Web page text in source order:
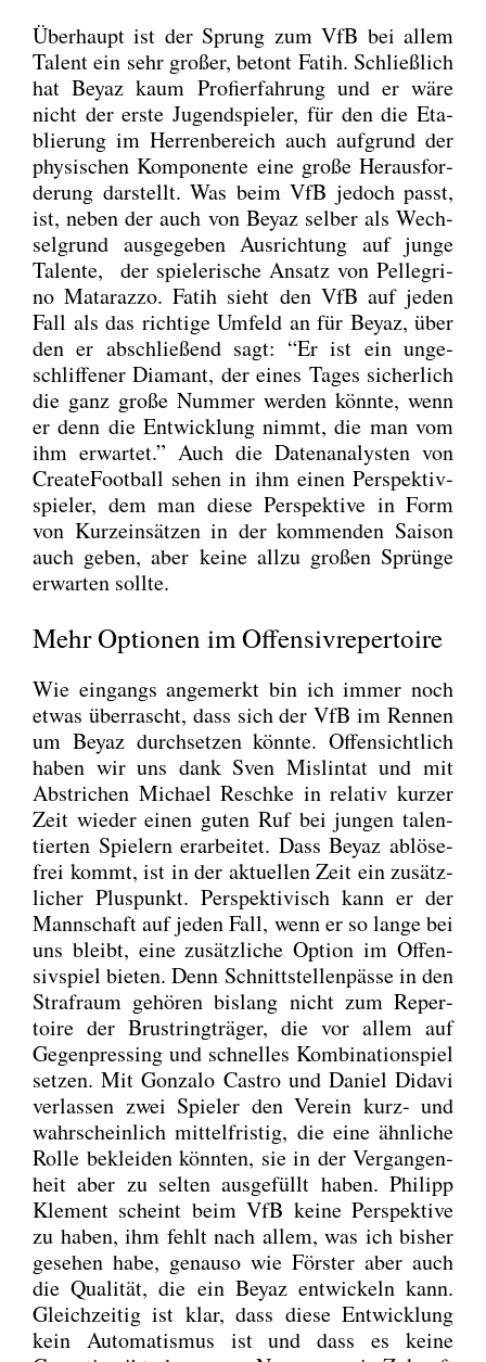
Über­haupt ist der Sprung zum VfB bei allem
Talent ein sehr gro­ßer, betont Fatih. Schließ­lich
hat Bey­az kaum Pro­fi­erfah­rung und er wäre
nicht der ers­te Jugend­spie­ler, für den die Eta­
blie­rung im Her­ren­be­reich auch auf­grund der
phy­si­schen Kom­po­nen­te eine gro­ße Her­aus­for­
de­rung dar­stellt. Was beim VfB jedoch passt,
ist, neben der auch von Bey­az sel­ber als Wech­
sel­grund aus­ge­ge­ben Aus­rich­tung auf jun­ge
Talen­te, der spie­le­ri­sche Ansatz von Pel­le­gri­
no Mat­a­raz­zo. Fatih sieht den VfB auf jeden
Fall als das rich­ti­ge Umfeld an für Bey­az, über
den er abschlie­ßend sagt: “Er ist ein unge­
schlif­fe­ner Dia­mant, der eines Tages sicher­lich
die ganz gro­ße Num­mer wer­den könn­te, wenn
er denn die Ent­wick­lung nimmt, die man vom
ihm erwar­tet.” Auch die Daten­ana­lys­ten von
Crea­teFoot­ball sehen in ihm einen Per­spek­tiv­
spie­ler, dem man die­se Per­spek­ti­ve in Form
von Kurz­ein­sät­zen in der kom­men­den Sai­son
auch geben, aber kei­ne all­zu gro­ßen Sprün­ge
erwar­ten soll­te.
Mehr Optionen im Offensivrepertoire
Wie ein­gangs ange­merkt bin ich immer noch
etwas über­rascht, dass sich der VfB im Ren­nen
um Bey­az durch­set­zen könn­te. Offen­sicht­lich
haben wir uns dank Sven Mislin­tat und mit
Abstri­chen Micha­el Resch­ke in rela­tiv kur­zer
Zeit wie­der einen guten Ruf bei jun­gen talen­
tier­ten Spie­lern erar­bei­tet. Dass Bey­az ablö­se­
frei kommt, ist in der aktu­el­len Zeit ein zusätz­
li­cher Plus­punkt. Per­spek­ti­visch kann er der
Mann­schaft auf jeden Fall, wenn er so lan­ge bei
uns bleibt, eine zusätz­li­che Opti­on im Offen­
siv­spiel bie­ten. Denn Schnitt­stel­len­päs­se in den
Straf­raum gehö­ren bis­lang nicht zum Reper­
toire der Brust­ring­trä­ger, die vor allem auf
Gegen­pres­sing und schnel­les Kom­bi­na­ti­onspiel
set­zen. Mit Gon­za­lo Cas­tro und Dani­el Dida­vi
ver­las­sen zwei Spie­ler den Ver­ein kurz- und
wahr­schein­lich mit­tel­fris­tig, die eine ähn­li­che
Rol­le beklei­den könn­ten, sie in der Ver­gan­gen­
heit aber zu sel­ten aus­ge­füllt haben. Phil­ipp
Kle­ment scheint beim VfB kei­ne Per­spek­ti­ve
zu haben, ihm fehlt nach allem, was ich bis­her
gese­hen habe, genau­so wie Förs­ter aber auch
die Qua­li­tät, die ein Bey­az ent­wi­ckeln kann.
Gleich­zei­tig ist klar, dass die­se Ent­wick­lung
kein Auto­ma­tis­mus ist und dass es kei­ne